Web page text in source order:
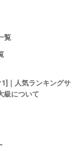
覧
｜人気ランキングサ
級について